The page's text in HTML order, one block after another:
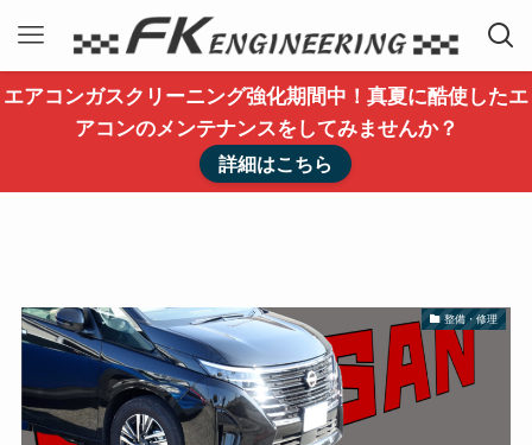
エアコンガスクリーニング強化期間中！真夏に酷使したエ
アコンのメンテナンスをしてみませんか？
詳細はこちら
整備・修理